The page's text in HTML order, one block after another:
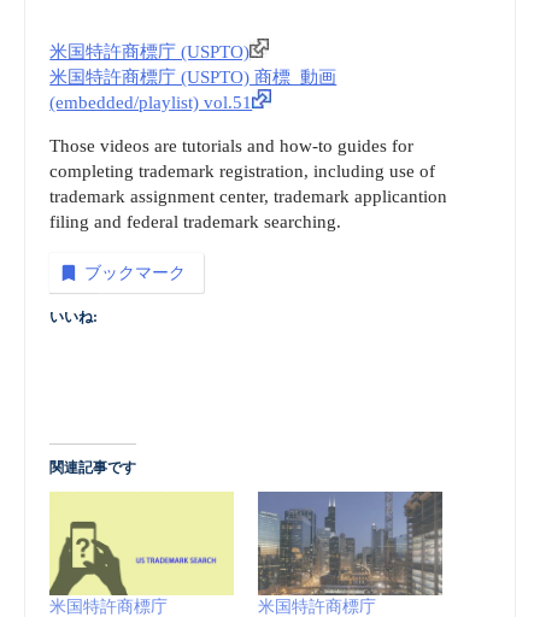
米国特許商標庁 (USPTO)
米国特許商標庁 (USPTO) 商標_動画
(embedded/playlist) vol.51
Those videos are tutorials and how-to guides for
completing trademark registration, including use of
trademark assignment center, trademark applicantion
filing and federal trademark searching.
ブックマーク
いいね:
関連記事です
米国特許商標庁
米国特許商標庁